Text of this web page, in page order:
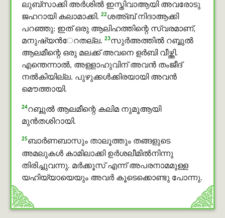
ലുബ്സാക്കി അർശിൽ ഇസ്തിവാആയി അവരോടു
ജഹറായി കലാമാക്കി. 22ശഅ്ബ് നിദാആക്കി
പറഞ്ഞു: ഇത് ഒരു ആലിഹത്തിന്റെ സ്വരമാണ്,
മനുഷ്യന്‍േറതല്ല. 23സുർഅത്തിൽ റബ്ബുൽ
ആലമീന്റെ ഒരു മലക്ക് അവനെ ളർബി വീഴ്ത്തി.
എന്തെന്നാല്‍, അള്ളാഹുവിന് അവന്‍ തംജീദ്
നല്‍കിയില്ല. പുഴുക്കള്‍ക്കിരയായി അവന്‍
മൌത്തായി.
24റബ്ബുൽ ആലമീന്റെ കലിമ നുമൂആയി
മുൻതശിറായി.
25ബാര്‍ണബാസും താലൂത്തും തങ്ങളുടെ
അമലുകൾ കാമിലാക്കി ഉർശലീമില്‍നിന്നു
തിരിച്ചുവന്നു. മര്‍ക്കൂസ് എന്ന് അപരനാമമുള്ള
യഹിയ്യായെയും അവര്‍ കൂടെക്കൊണ്ടു പോന്നു.